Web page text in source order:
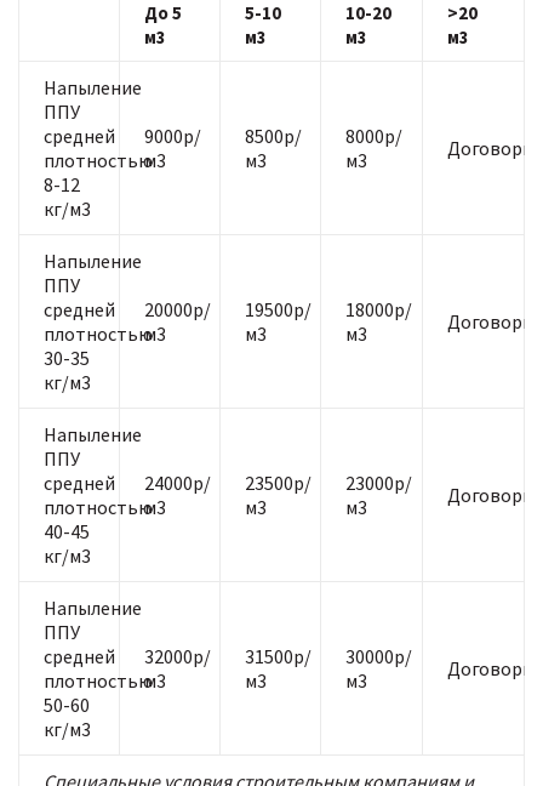
До 5
м3
5-10
м3
10-20
м3
>20
м3
Напыление
ППУ
средней
плотностью
8-12
кг/м3
9000р/
м3
8500р/
м3
8000р/
м3
Напыление
ППУ
средней
плотностью
30-35
кг/м3
20000р/
м3
19500р/
м3
18000р/
м3
Напыление
ППУ
средней
плотностью
40-45
кг/м3
24000р/
м3
23500р/
м3
23000р/
м3
Напыление
ППУ
средней
плотностью
50-60
кг/м3
32000р/
м3
31500р/
м3
30000р/
м3
Специальные условия строительным компаниям и